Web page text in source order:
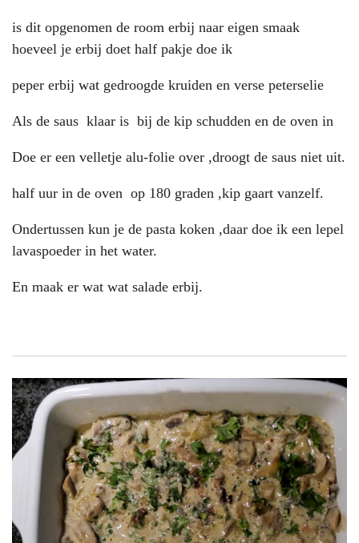
is dit opgenomen de room erbij naar eigen smaak
hoeveel je erbij doet half pakje doe ik
peper erbij wat gedroogde kruiden en verse peterselie
Als de saus klaar is bij de kip schudden en de oven in
Doe er een velletje alu-folie over ,droogt de saus niet uit.
half uur in de oven op 180 graden ,kip gaart vanzelf.
Ondertussen kun je de pasta koken ,daar doe ik een lepel
lavaspoeder in het water.
En maak er wat wat salade erbij.